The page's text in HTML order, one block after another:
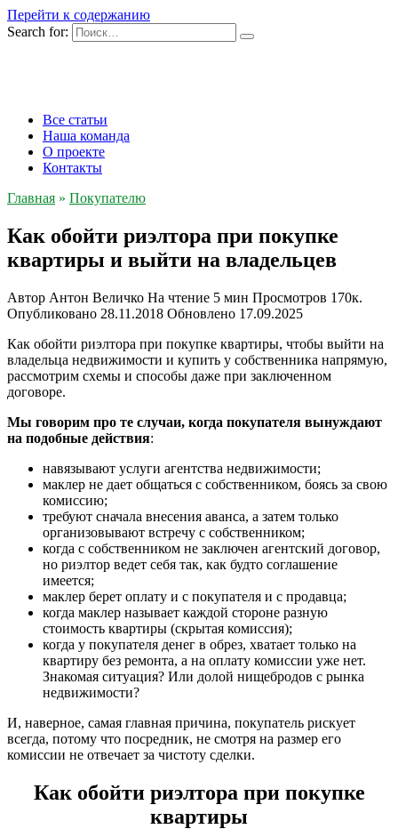
Перейти к содержанию
Search for:
Все статьи
Наша команда
О проекте
Контакты
Главная » Покупателю
Как обойти риэлтора при покупке
квартиры и выйти на владельцев
Автор Антон Величко На чтение 5 мин Просмотров 170к.
Опубликовано 28.11.2018 Обновлено 17.09.2025
Как обойти риэлтора при покупке квартиры, чтобы выйти на
владельца недвижимости и купить у собственника напрямую,
рассмотрим схемы и способы даже при заключенном
договоре.
Мы говорим про те случаи, когда покупателя вынуждают
на подобные действия:
навязывают услуги агентства недвижимости;
маклер не дает общаться с собственником, боясь за свою
комиссию;
требуют сначала внесения аванса, а затем только
организовывают встречу с собственником;
когда с собственником не заключен агентский договор,
но риэлтор ведет себя так, как будто соглашение
имеется;
маклер берет оплату и с покупателя и с продавца;
когда маклер называет каждой стороне разную
стоимость квартиры (скрытая комиссия);
когда у покупателя денег в обрез, хватает только на
квартиру без ремонта, а на оплату комиссии уже нет.
Знакомая ситуация? Или долой нищебродов с рынка
недвижимости?
И, наверное, самая главная причина, покупатель рискует
всегда, потому что посредник, не смотря на размер его
комиссии не отвечает за чистоту сделки.
Как обойти риэлтора при покупке
квартиры